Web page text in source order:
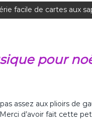
facile de cartes aux
pour
assez aux plioirs de
d’avoir fait cette